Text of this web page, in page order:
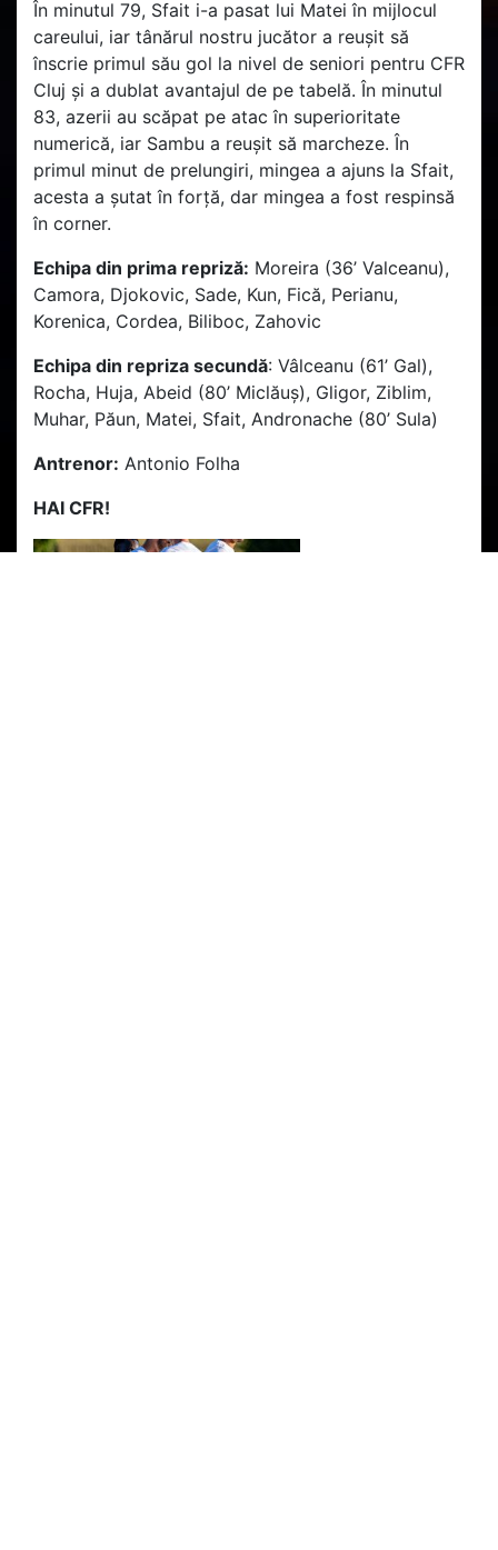
În minutul 79, Sfait i-a pasat lui Matei în mijlocul
careului, iar tânărul nostru jucător a reușit să
înscrie primul său gol la nivel de seniori pentru CFR
Cluj și a dublat avantajul de pe tabelă. În minutul
83, azerii au scăpat pe atac în superioritate
numerică, iar Sambu a reușit să marcheze. În
primul minut de prelungiri, mingea a ajuns la Sfait,
acesta a șutat în forță, dar mingea a fost respinsă
în corner.
Echipa din prima repriză: Moreira (36’ Valceanu),
Camora, Djokovic, Sade, Kun, Fică, Perianu,
Korenica, Cordea, Biliboc, Zahovic
Echipa din repriza secundă: Vâlceanu (61’ Gal),
Rocha, Huja, Abeid (80’ Miclăuș), Gligor, Ziblim,
Muhar, Păun, Matei, Sfait, Andronache (80’ Sula)
Antrenor: Antonio Folha
HAI CFR!